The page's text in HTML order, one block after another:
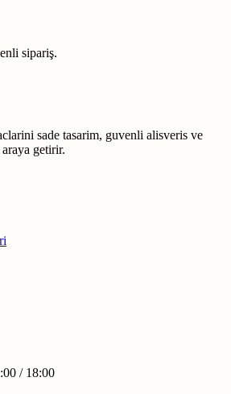
sipariş.
sade tasarim, guvenli alisveris ve
getirir.
/ 18:00